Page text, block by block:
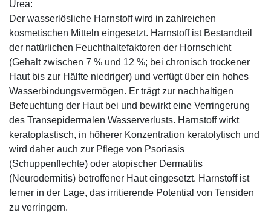
Urea:
Der wasserlösliche Harnstoff wird in zahlreichen
kosmetischen Mitteln eingesetzt. Harnstoff ist Bestandteil
der natürlichen Feuchthaltefaktoren der Hornschicht
(Gehalt zwischen 7 % und 12 %; bei chronisch trockener
Haut bis zur Hälfte niedriger) und verfügt über ein hohes
Wasserbindungsvermögen. Er trägt zur nachhaltigen
Befeuchtung der Haut bei und bewirkt eine Verringerung
des Transepidermalen Wasserverlusts. Harnstoff wirkt
keratoplastisch, in höherer Konzentration keratolytisch und
wird daher auch zur Pflege von Psoriasis
(Schuppenflechte) oder atopischer Dermatitis
(Neurodermitis) betroffener Haut eingesetzt. Harnstoff ist
ferner in der Lage, das irritierende Potential von Tensiden
zu verringern.